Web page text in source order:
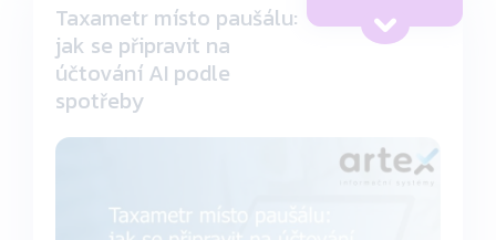
Taxametr místo paušálu:
jak se připravit na
účtování AI podle
spotřeby